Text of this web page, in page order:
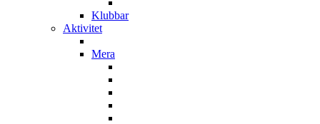
Klubbar
Aktivitet
Mera